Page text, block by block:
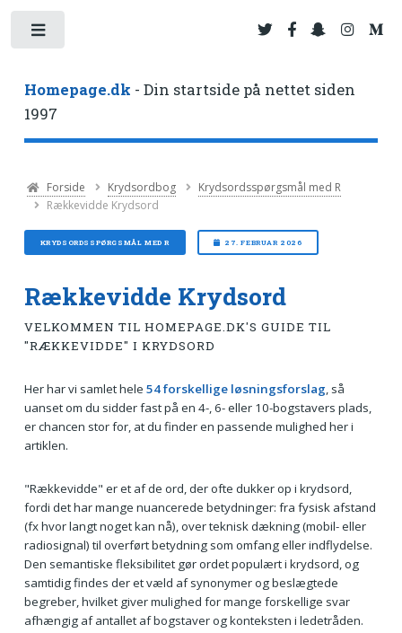
Homepage.dk - Din startside på nettet siden
1997
Forside Krydsordbog
Krydsordsspørgsmål med R
Rækkevidde Krydsord
KRYDSORDSSPØRGSMÅL MED R 27. FEBRUAR 2026
Rækkevidde Krydsord
VELKOMMEN TIL HOMEPAGE.DK'S GUIDE TIL
"RÆKKEVIDDE" I KRYDSORD
Her har vi samlet hele 54 forskellige løsningsforslag, så
uanset om du sidder fast på en 4-, 6- eller 10-bogstavers plads,
er chancen stor for, at du finder en passende mulighed her i
artiklen.
"Rækkevidde" er et af de ord, der ofte dukker op i krydsord,
fordi det har mange nuancerede betydninger: fra fysisk afstand
(fx hvor langt noget kan nå), over teknisk dækning (mobil- eller
radiosignal) til overført betydning som omfang eller indflydelse.
Den semantiske fleksibilitet gør ordet populært i krydsord, og
samtidig findes der et væld af synonymer og beslægtede
begreber, hvilket giver mulighed for mange forskellige svar
afhængig af antallet af bogstaver og konteksten i ledetråden.